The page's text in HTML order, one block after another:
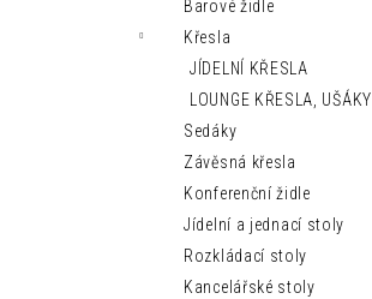
Barové židle
Křesla
JÍDELNÍ KŘESLA
LOUNGE KŘESLA, UŠÁKY
Sedáky
Závěsná křesla
Konferenční židle
Jídelní a jednací stoly
Rozkládací stoly
Kancelářské stoly
MODERNÍ LEHÁTKO IBIZA SUN
9 150 Kč